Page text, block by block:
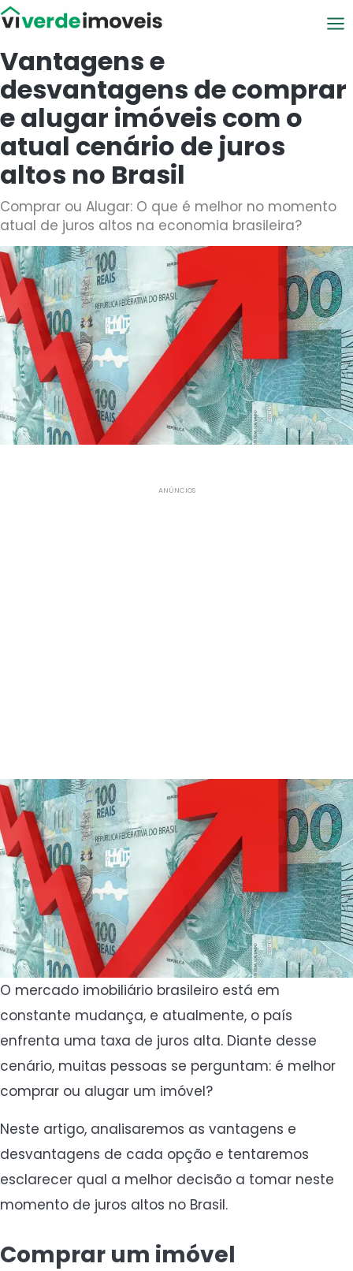
Viver de Imóveis
Vantagens e
desvantagens de comprar
e alugar imóveis com o
atual cenário de juros
altos no Brasil
Comprar ou Alugar: O que é melhor no momento
atual de juros altos na economia brasileira?
ANÚNCIOS
O mercado imobiliário brasileiro está em
constante mudança, e atualmente, o país
enfrenta uma taxa de juros alta. Diante desse
cenário, muitas pessoas se perguntam: é melhor
comprar ou alugar um imóvel?
Neste artigo, analisaremos as vantagens e
desvantagens de cada opção e tentaremos
esclarecer qual a melhor decisão a tomar neste
momento de juros altos no Brasil.
Comprar um imóvel